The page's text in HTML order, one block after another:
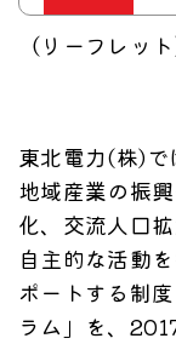
（リーフレット
東北電力(株)で
地域産業の振
化、交流人口
自主的な活動
ポートする制
ラム」を、